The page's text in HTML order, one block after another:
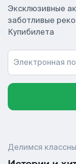
Эксклюзивные
заботливые
Купибилета
Электронная
Делимся